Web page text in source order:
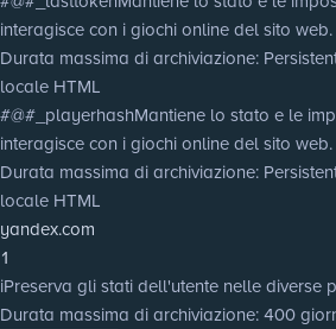
interagisce con i giochi online del sito web.
Durata massima di archiviazione:
locale HTML
#@#_playerhashMantiene lo stato e le
interagisce con i giochi online del sito web.
Durata massima di archiviazione:
locale HTML
yandex.com
1
iPreserva gli stati dell'utente nelle diverse
Durata massima di archiviazione: 400